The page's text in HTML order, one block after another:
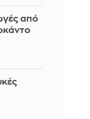
από